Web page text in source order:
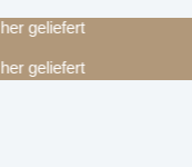
geliefert
geliefert